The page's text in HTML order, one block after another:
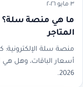
٣ مايو ٢٠٢٦
ما هي منصة سلة؟
المتاجر
منصة سلة الإلكترونية:
أسعار الباقات، وهل
2026.